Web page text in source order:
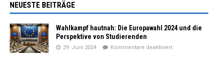
NEUESTE BEITRÄGE
Wahlkampf hautnah: Die Europawahl 2024 und die
Perspektive von Studierenden
29. Juni 2024 Kommentare deaktiviert